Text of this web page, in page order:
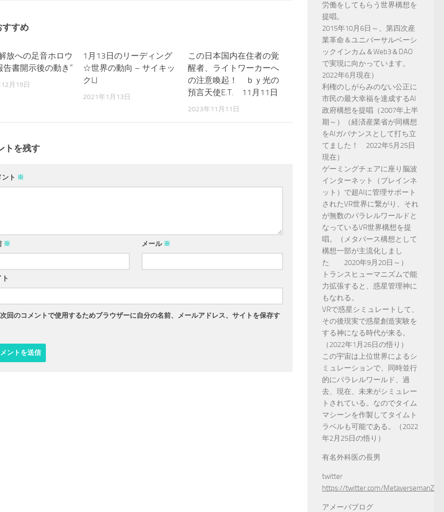
すすめ
放への足音ホロウ
告書開示後の動き”
月19日
1月13日のリーディング
☆世界の動向 – サイキッ
クLJ
2021年1月13日
この日本国内在住者の覚
醒者、ライトワーカーへ
の注意喚起！ ｂｙ光の
預言天使E.T. 11月11日
2023年11月11日
トを残す
ント ※
※ メール ※
次回のコメントで使用するためブラウザーに自分の名前、メールアドレス、サイトを保存す
労働をしてもらう世界構想を
提唱。
2015年10月6日～、第四次産
業革命＆ユニバーサルベーシ
ックインカム＆Web3＆DAO
で実現に向かっています。
2022年6月現在）
利権のしがらみのない公正に
市民の最大幸福を達成するAI
政府構想を提唱（2007年上半
期～）（経済産業省が同構想
をAIガバナンスとして打ち立
てました！ 2022年5月25日
現在）
ゲーミングチェアに座り脳波
インターネット（ブレインネ
ット）で超AIに管理サポート
されたVR世界に繋がり、それ
が無数のパラレルワールドと
なっているVR世界構想を提
唱。（メタバース構想として
構想一部が主流化しまし
た 2020年9月20日～）
トランスヒューマニズムで能
力拡張すると、惑星管理神に
もなれる。
VRで惑星シミュレートして、
その後現実で惑星創造実験を
する神になる時代が来る。
（2022年1月26日の悟り）
この宇宙は上位世界によるシ
ミュレーションで、同時並行
的にパラレルワールド、過
去、現在、未来がシミュレー
トされている。なのでタイム
マシーンを作製してタイムト
ラベルも可能である。（2022
年2月25日の悟り）
有名外科医の長男
twitter
https://twitter.com/MetaversemanZ
アメーバブログ